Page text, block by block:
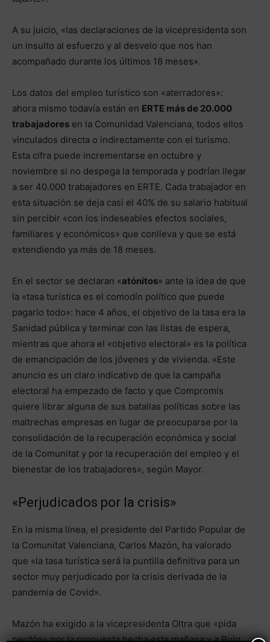
A su juicio, «las declaraciones de la vicepresidenta son
un insulto al esfuerzo y al desvelo que nos han
acompañado durante los últimos 18 meses».
Los datos del empleo turístico son «aterradores»:
ahora mismo todavía están en ERTE más de 20.000
trabajadores en la Comunidad Valenciana, todos ellos
vinculados directa o indirectamente con el turismo.
Esta cifra puede incrementarse en octubre y
noviembre si no despega la temporada y podrían llegar
a ser 40.000 trabajadores en ERTE. Cada trabajador en
esta situación se deja casi el 40% de su salario habitual
sin percibir «con los indeseables efectos sociales,
familiares y económicos» que conlleva y que se está
extendiendo ya más de 18 meses.
En el sector se declaran «atónitos» ante la idea de que
la «tasa turística es el comodín político que puede
pagarlo todo»: hace 4 años, el objetivo de la tasa era la
Sanidad pública y terminar con las listas de espera,
mientras que ahora el «objetivo electoral» es la política
de emancipación de los jóvenes y de vivienda. «Este
anuncio es un claro indicativo de que la campaña
electoral ha empezado de facto y que Compromís
quiere librar alguna de sus batallas políticas sobre las
maltrechas empresas en lugar de preocuparse por la
consolidación de la recuperación económica y social
de la Comunitat y por la recuperación del empleo y el
bienestar de los trabajadores», según Mayor.
«Perjudicados por la crisis»
En la misma línea, el presidente del Partido Popular de
la Comunitat Valenciana, Carlos Mazón, ha valorado
que «la tasa turística será la puntilla definitiva para un
sector muy perjudicado por la crisis derivada de la
pandemia de Covid».
Mazón ha exigido a la vicepresidenta Oltra que «pida
perdón» por la propuesta hecha esta mañana y a Puig